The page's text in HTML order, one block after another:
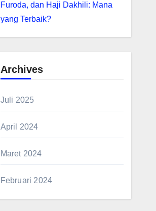
Furoda, dan Haji Dakhili: Mana
yang Terbaik?
Archives
Juli 2025
April 2024
Maret 2024
Februari 2024